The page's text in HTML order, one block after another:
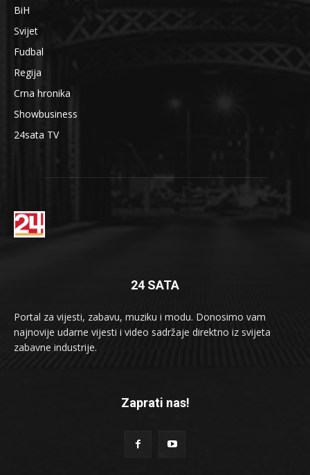
BiH
Svijet
Fudbal
Regija
Crna hronika
Showbusiness
24sata TV
24 SATA
Portal za vijesti, zabavu, muziku i modu. Donosimo vam
najnovije udarne vijesti i video sadržaje direktno iz svijeta
zabavne industrije.
Zaprati nas!